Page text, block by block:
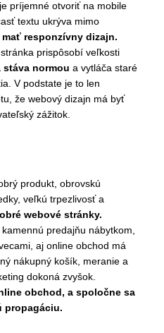
príjemné otvoriť na mobile
textu ukrýva mimo
mať responzívny dizajn.
prispôsobí veľkosti
stáva normou a vytláča staré
V podstate je to len
že webový dizajn má byť
zážitok.
produkt, obrovskú
veľkú trpezlivosť a
webové stránky.
predajňu nábytkom,
aj online obchod má
nákupný košík, meranie a
dokoná zvyšok.
obchod, a spoločne sa
propagáciu.